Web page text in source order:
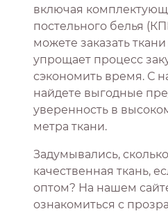
включая
постельного белья
можете заказать
упрощает процесс
сэкономить время. С
найдете выгодные
уверенность в
метра ткани.
Задумывались,
качественная ткань,
оптом? На нашем
ознакомиться с